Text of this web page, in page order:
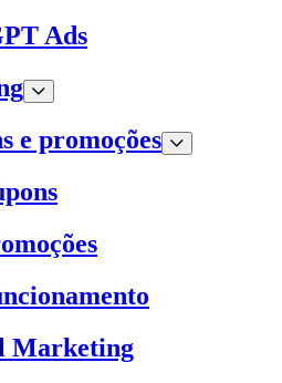
Ads
e promoções
Marketing